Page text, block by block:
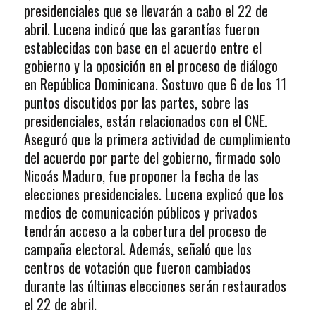
presidenciales que se llevarán a cabo el 22 de
abril. Lucena indicó que las garantías fueron
establecidas con base en el acuerdo entre el
gobierno y la oposición en el proceso de diálogo
en República Dominicana. Sostuvo que 6 de los 11
puntos discutidos por las partes, sobre las
presidenciales, están relacionados con el CNE.
Aseguró que la primera actividad de cumplimiento
del acuerdo por parte del gobierno, firmado solo
Nicoás Maduro, fue proponer la fecha de las
elecciones presidenciales. Lucena explicó que los
medios de comunicación públicos y privados
tendrán acceso a la cobertura del proceso de
campaña electoral. Además, señaló que los
centros de votación que fueron cambiados
durante las últimas elecciones serán restaurados
el 22 de abril.